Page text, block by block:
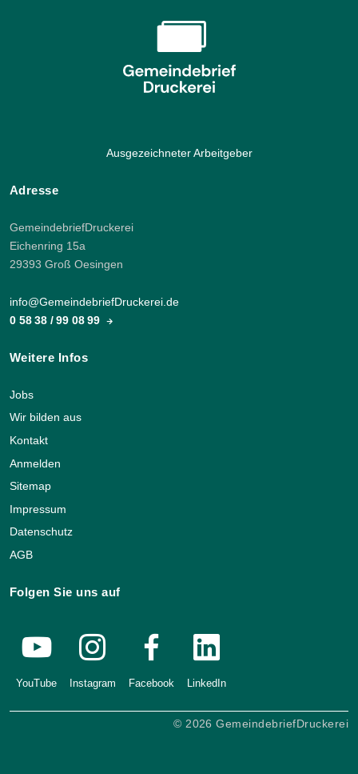
Ausgezeichneter Arbeitgeber
Adresse
GemeindebriefDruckerei
Eichenring 15a
29393 Groß Oesingen
info@GemeindebriefDruckerei.de
0 58 38 / 99 08 99
Weitere Infos
Jobs
Wir bilden aus
Kontakt
Anmelden
Sitemap
Impressum
Datenschutz
AGB
Folgen Sie uns auf
YouTube Instagram Facebook LinkedIn
© 2026 GemeindebriefDruckerei